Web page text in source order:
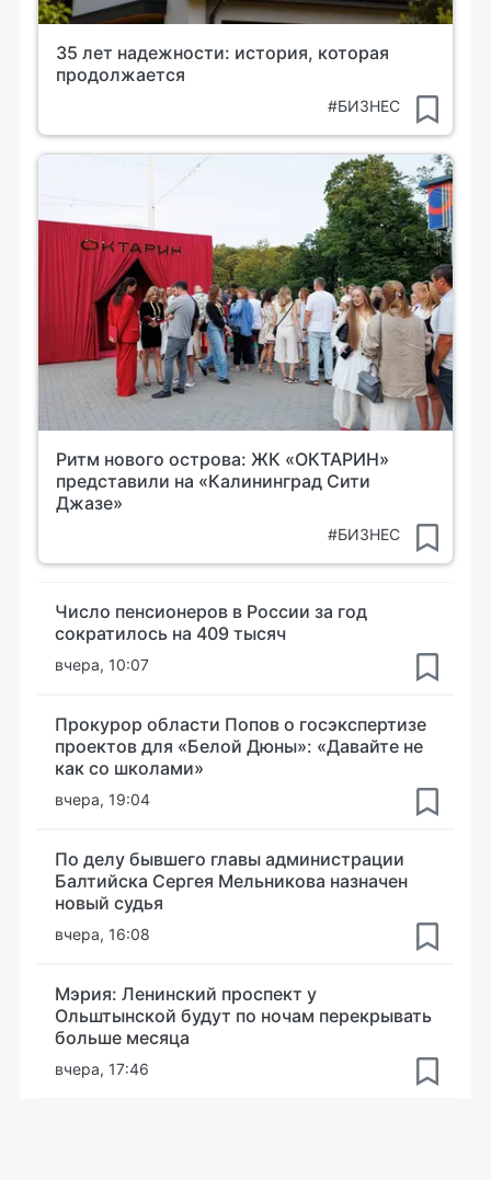
35 лет надежности: история, которая
продолжается
#БИЗНЕС
Ритм нового острова: ЖК «ОКТАРИН»
представили на «Калининград Сити
Джазе»
#БИЗНЕС
Число пенсионеров в России за год
сократилось на 409 тысяч
вчера, 10:07
Прокурор области Попов о госэкспертизе
проектов для «Белой Дюны»: «Давайте не
как со школами»
вчера, 19:04
По делу бывшего главы администрации
Балтийска Сергея Мельникова назначен
новый судья
вчера, 16:08
Мэрия: Ленинский проспект у
Ольштынской будут по ночам перекрывать
больше месяца
вчера, 17:46